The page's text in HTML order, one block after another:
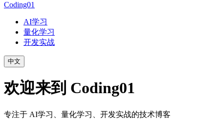
Coding01
AI学习
量化学习
开发实战
中文
欢迎来到 Coding01
专注于 AI学习、量化学习、开发实战的技术博客